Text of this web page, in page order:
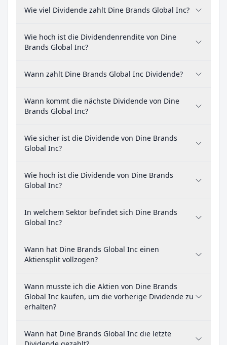
Wie viel Dividende zahlt Dine Brands Global Inc?
Wie hoch ist die Dividendenrendite von Dine
Brands Global Inc?
Wann zahlt Dine Brands Global Inc Dividende?
Wann kommt die nächste Dividende von Dine
Brands Global Inc?
Wie sicher ist die Dividende von Dine Brands
Global Inc?
Wie hoch ist die Dividende von Dine Brands
Global Inc?
In welchem Sektor befindet sich Dine Brands
Global Inc?
Wann hat Dine Brands Global Inc einen
Aktiensplit vollzogen?
Wann musste ich die Aktien von Dine Brands
Global Inc kaufen, um die vorherige Dividende zu
erhalten?
Wann hat Dine Brands Global Inc die letzte